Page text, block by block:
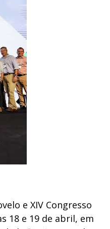
e XIV Congresso
18 e 19 de abril, em